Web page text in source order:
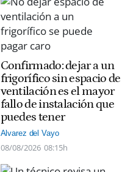
Confirmado: dejar a un
frigorífico sin espacio de
ventilación es el mayor
fallo de instalación que
puedes tener
Alvarez del Vayo
08/08/2026 08:15h